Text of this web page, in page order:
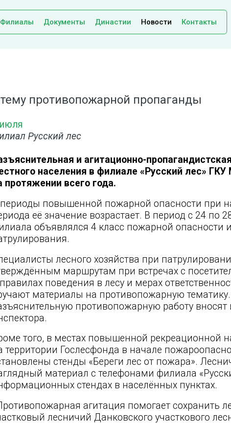
Филиалы Документы Династии Новости Контакты
противопожарной пропаганды
Русский лес
и агитационно-
населения в филиале «Русский лес»
протяжении всего года.
повышенной пожарной опасности при
её значение возрастает. В период с 24 по
объявлялся 4 класс пожарной опасности
лесного хозяйства при
маршрутам при встречах с
поведения в лесу и мерах
материалы на противопожарную
противопожарную работу
того, в местах повышенной рекреационной
территории Гослесфонда в начале
стенды «Береги лес от пожара».
материал с телефонами филиала
стендах в населённых пунктах.
агитация помогает сохранить
лесничий Данковского участкового